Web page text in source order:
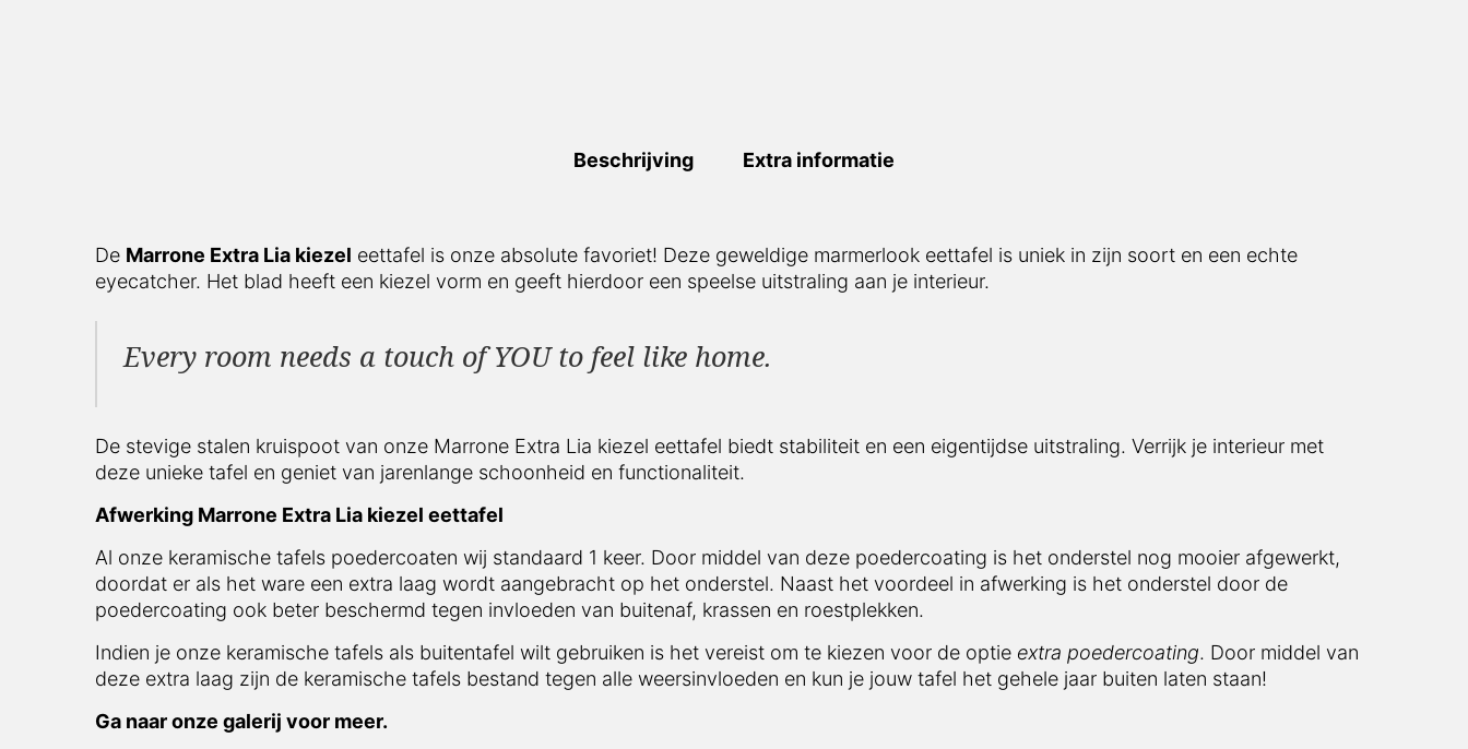
Beschrijving Extra informatie
De Marrone Extra Lia kiezel eettafel is onze absolute favoriet! Deze geweldige marmerlook eettafel is uniek in zijn soort en een echte
eyecatcher. Het blad heeft een kiezel vorm en geeft hierdoor een speelse uitstraling aan je interieur.
Every room needs a touch of YOU to feel like home.
De stevige stalen kruispoot van onze Marrone Extra Lia kiezel eettafel biedt stabiliteit en een eigentijdse uitstraling. Verrijk je interieur met
deze unieke tafel en geniet van jarenlange schoonheid en functionaliteit.
Afwerking Marrone Extra Lia kiezel eettafel
Al onze keramische tafels poedercoaten wij standaard 1 keer. Door middel van deze poedercoating is het onderstel nog mooier afgewerkt,
doordat er als het ware een extra laag wordt aangebracht op het onderstel. Naast het voordeel in afwerking is het onderstel door de
poedercoating ook beter beschermd tegen invloeden van buitenaf, krassen en roestplekken.
Indien je onze keramische tafels als buitentafel wilt gebruiken is het vereist om te kiezen voor de optie extra poedercoating. Door middel van
deze extra laag zijn de keramische tafels bestand tegen alle weersinvloeden en kun je jouw tafel het gehele jaar buiten laten staan!
Ga naar onze galerij voor meer.